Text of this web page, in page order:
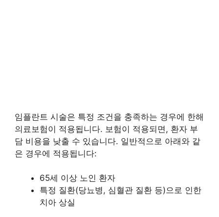
임플란트 시술은 특정 조건을 충족하는 경우에 한해
의료보험이 적용됩니다. 보험이 적용되면, 환자 부
담 비용을 낮출 수 있습니다. 일반적으로 아래와 같
은 경우에 적용됩니다:
65세 이상 노인 환자
특정 질환(당뇨병, 심혈관 질환 등)으로 인한
치아 상실